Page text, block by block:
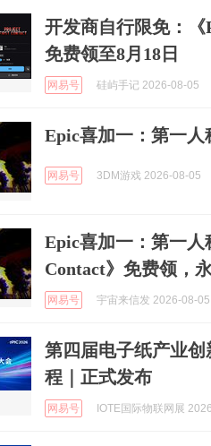
开发商自行限免：
免费领至8月18日
网易号 硅屿手记 2026-08-05
Epic喜加一：第一
网易号 3DM游戏 2026-08-05
Epic喜加一：第一
Contact》免费领，
网易号 宇宙来信发 2026-08-05
第四届电子纸产业创
程｜正式发布
网易号 IOTE国际物联网展